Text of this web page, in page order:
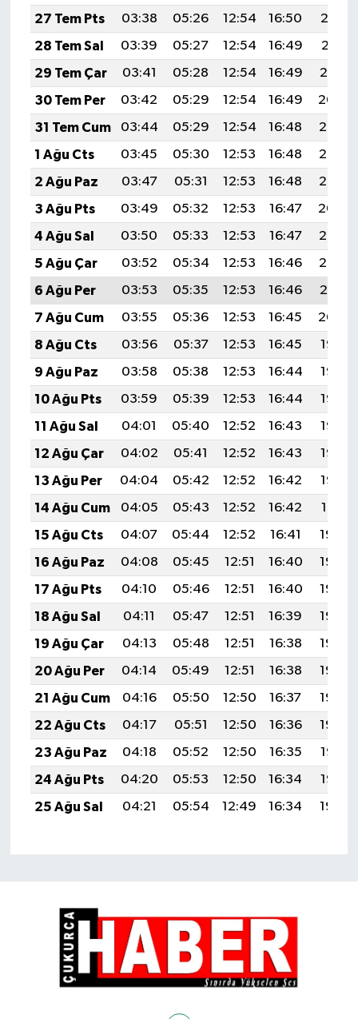
27 Tem Pts
03:38 05:26 12:54 16:50
20:12
28 Tem Sal
03:39 05:27 12:54 16:49
20:11
29 Tem Çar
03:41 05:28 12:54 16:49
20:10
30 Tem Per
03:42 05:29 12:54 16:49
20:09
31 Tem Cum
03:44 05:29 12:54 16:48
20:08
1 Ağu Cts
03:45 05:30 12:53 16:48
20:07
2 Ağu Paz
03:47 05:31 12:53 16:48
20:05
3 Ağu Pts
03:49 05:32 12:53 16:47
20:04
4 Ağu Sal
03:50 05:33 12:53 16:47
20:03
5 Ağu Çar
03:52 05:34 12:53 16:46
20:02
6 Ağu Per
03:53 05:35 12:53 16:46
20:01
7 Ağu Cum
03:55 05:36 12:53 16:45
20:00
8 Ağu Cts
03:56 05:37 12:53 16:45
19:58
9 Ağu Paz
03:58 05:38 12:53 16:44
19:57
10 Ağu Pts
03:59 05:39 12:53 16:44
19:56
11 Ağu Sal
04:01 05:40 12:52 16:43
19:55
12 Ağu Çar
04:02 05:41 12:52 16:43
19:53
13 Ağu Per
04:04 05:42 12:52 16:42
19:52
14 Ağu Cum
04:05 05:43 12:52 16:42
19:51
15 Ağu Cts
04:07 05:44 12:52 16:41
19:49
16 Ağu Paz
04:08 05:45 12:51 16:40
19:48
17 Ağu Pts
04:10 05:46 12:51 16:40
19:46
18 Ağu Sal
04:11 05:47 12:51 16:39
19:45
19 Ağu Çar
04:13 05:48 12:51 16:38
19:43
20 Ağu Per
04:14 05:49 12:51 16:38
19:42
21 Ağu Cum
04:16 05:50 12:50 16:37
19:40
22 Ağu Cts
04:17 05:51 12:50 16:36
19:39
23 Ağu Paz
04:18 05:52 12:50 16:35
19:37
24 Ağu Pts
04:20 05:53 12:50 16:34
19:36
25 Ağu Sal
04:21 05:54 12:49 16:34 19:34